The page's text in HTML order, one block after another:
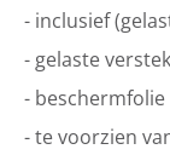
- inclusief
- gelaste
- beschermfolie
- te voorzien